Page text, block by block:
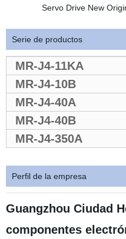
Serie de productos
MR-J4-11KA
MR-J4-10B
MR-J4-40A
MR-J4-40B
MR-J4-350A
Perfil de la empresa
Guangzhou Ciudad
componentes